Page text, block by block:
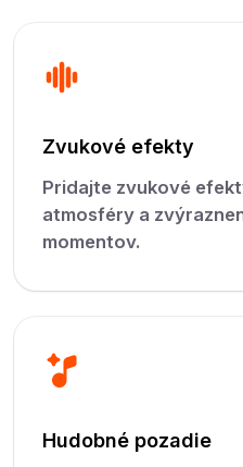
Zvukové efekty
Pridajte zvukové
atmosféry a
momentov.
Hudobné pozadie